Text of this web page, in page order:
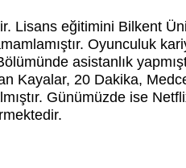
Lisans eğitimini Bilkent
Oyunculuk
asistanlık
Kayalar, 20 Dakika,
Günümüzde ise